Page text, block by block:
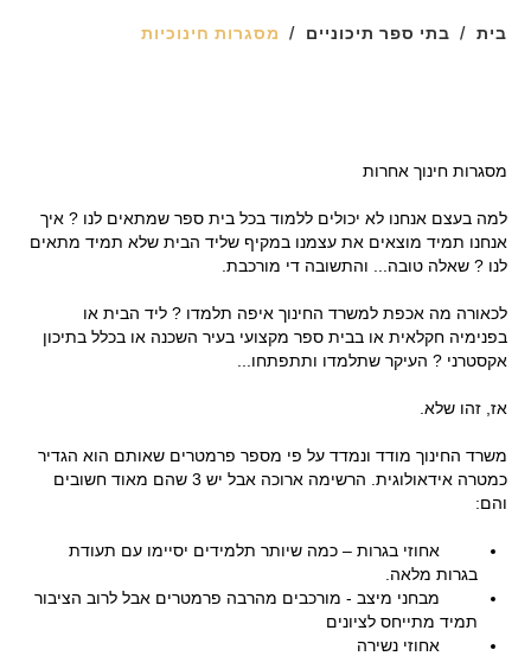
בית בתי ספר תיכוניים מסגרות חינוכיות
מסגרות חינוך אחרות
למה בעצם אנחנו לא יכולים ללמוד בכל בית ספר שמתאים לנו ? איך
אנחנו תמיד מוצאים את עצמנו במקיף שליד הבית שלא תמיד מתאים
לנו ? שאלה טובה... והתשובה די מורכבת.
לכאורה מה אכפת למשרד החינוך איפה תלמדו ? ליד הבית או
בפנימיה חקלאית או בבית ספר מקצועי בעיר השכנה או בכלל בתיכון
אקסטרני ? העיקר שתלמדו ותתפתחו...
אז, זהו שלא.
משרד החינוך מודד ונמדד על פי מספר פרמטרים שאותם הוא הגדיר
כמטרה אידאולוגית. הרשימה ארוכה אבל יש 3 שהם מאוד חשובים
והם:
אחוזי בגרות – כמה שיותר תלמידים יסיימו עם תעודת
בגרות מלאה.
מבחני מיצב - מורכבים מהרבה פרמטרים אבל לרוב הציבור
תמיד מתייחס לציונים
אחוזי נשירה